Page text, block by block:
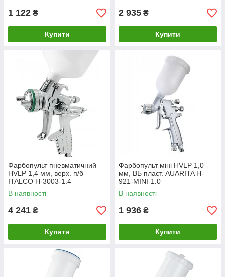
1 122 ₴
Купити
2 935 ₴
Купити
Фарбопульт пневматичний
HVLP 1,4 мм, верх. п/б
ITALCO H-3003-1.4
В наявності
4 241 ₴
Купити
Фарбопульт міні HVLP 1,0
мм, ВБ пласт. AUARITA H-
921-MINI-1.0
В наявності
1 936 ₴
Купити